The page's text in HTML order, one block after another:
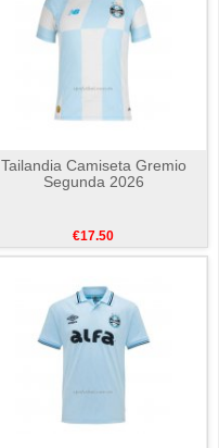
Tailandia Camiseta Gremio
Segunda 2026
€17.50